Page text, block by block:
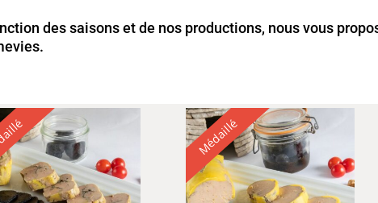
des saisons et de nos productions, nous vous
Médaillé